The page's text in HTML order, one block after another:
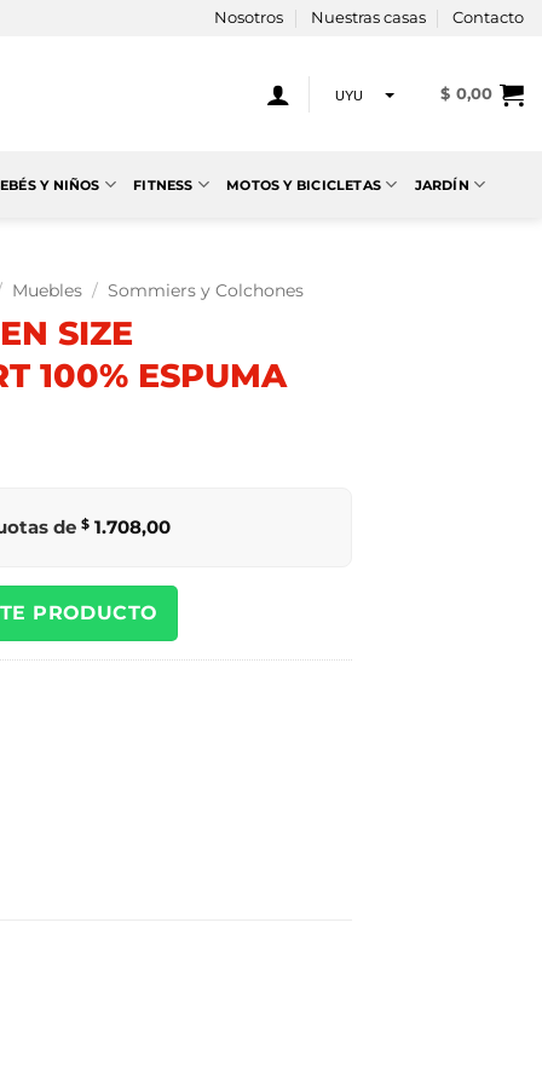
Nosotros Nuestras casas Contacto
UYU $ 0,00
Y NIÑOS FITNESS MOTOS Y BICICLETAS JARDÍN
Muebles / Sommiers y Colchones
SIZE
100% ESPUMA
de $ 1.708,00
PRODUCTO